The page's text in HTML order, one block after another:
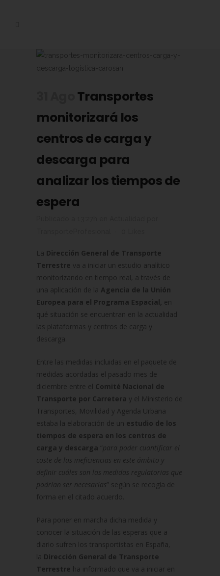
Transportes
monitorizará los
centros de carga y
descarga para
analizar los tiempos de
espera
La Dirección General de Transporte
Terrestre va a iniciar un estudio analítico
monitorizando en tiempo real, a través de
una aplicación de la Agencia de la Unión
Europea para el Programa Espacial, en
qué situación se encuentran en la actualidad
las plataformas y centros de carga y
descarga.
Entre las medidas incluidas en el paquete de
medidas acordadas el pasado mes de
diciembre entre el Comité Nacional de
Transporte por Carretera y el Ministerio de
Transportes, Movilidad y Agenda Urbana
estaba la elaboración de un estudio de los
tiempos de espera en los centros de
carga y descarga “para poder cuantificar el
coste de las ineficiencias en este ámbito y
definir cuáles son las medidas regulatorias que
podrían ser necesarias” según se recogía de
forma en el citado acuerdo.
Para poner en marcha dicha medida y
conocer la situación de las esperas que a
diario sufren los transportistas en España,
la Dirección General de Transporte
Terrestre ha informado que va a iniciar en